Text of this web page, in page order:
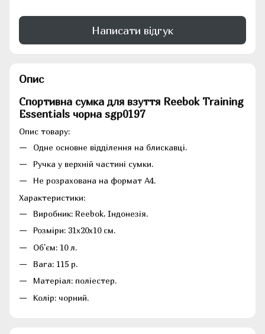
Написати відгук
Опис
Спортивна сумка для взуття Reebok Training
Essentials чорна sgp0197
Опис товару:
Одне основне відділення на блискавці.
Ручка у верхній частині сумки.
Не розрахована на формат А4.
Характеристики:
Виробник: Reebok, Індонезія.
Розміри: 31х20х10 см.
Об'єм: 10 л.
Вага: 115 р.
Матеріал: поліестер.
Колір: чорний.